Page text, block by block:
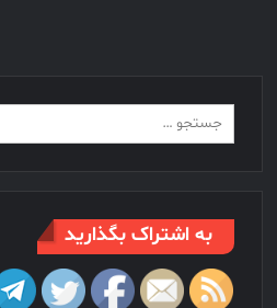
به اشتراک بگذارید